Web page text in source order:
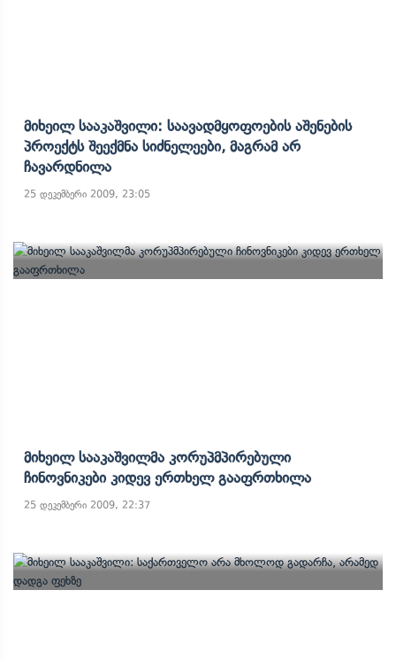
Მიხეილ Სააკაშვილი: Საავადმყოფოების Აშენების
Პროექტს Შეექმნა Სიძნელეები, Მაგრამ Არ
Ჩავარდნილა
25 დეკემბერი 2009, 23:05
Მიხეილ Სააკაშვილმა Კორუპმპირებული
Ჩინოვნიკები Კიდევ Ერთხელ Გააფრთხილა
25 დეკემბერი 2009, 22:37